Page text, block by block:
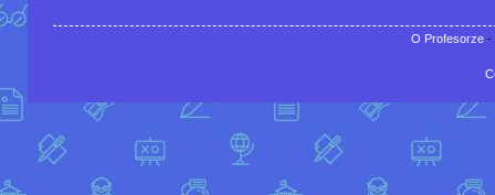
O Profesorze-